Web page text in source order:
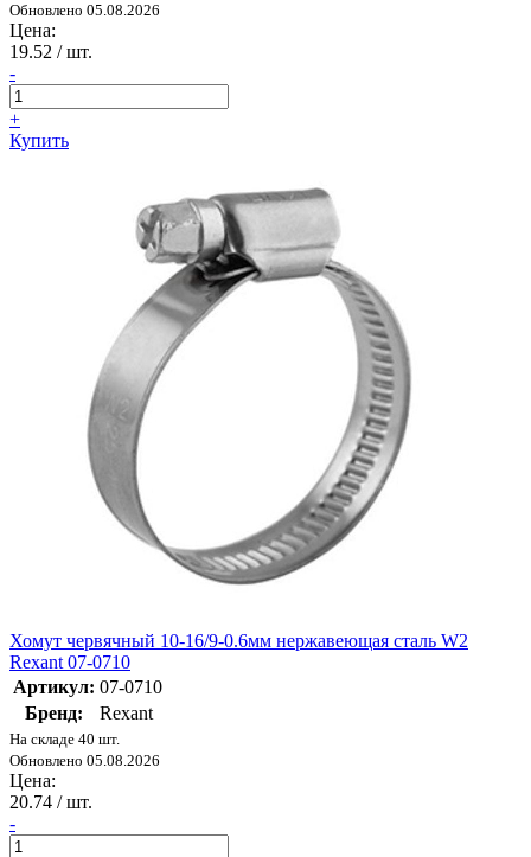
Обновлено 05.08.2026
Цена:
19.52 / шт.
-
+
Купить
Хомут червячный 10-16/9-0.6мм нержавеющая сталь W2
Rexant 07-0710
Артикул: 07-0710
Бренд:
Rexant
На складе 40 шт.
Обновлено 05.08.2026
Цена:
20.74 / шт.
-